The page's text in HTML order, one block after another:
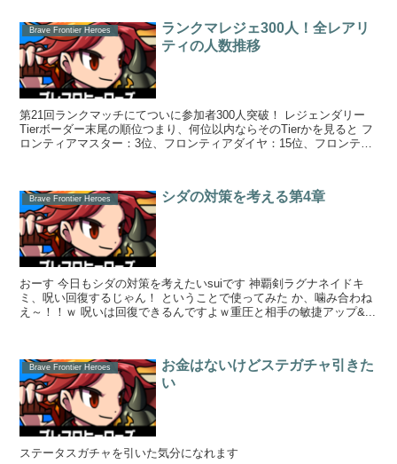
Brave Frontier Heroes
ランクマレジェ300人！全レアリ
ティの人数推移
第21回ランクマッチにてついに参加者300人突破！ レジェンダリー
Tierボーダー末尾の順位つまり、何位以内ならそのTierかを見ると フ
ロンティアマスター：3位、フロンティアダイヤ：15位、フロンティ
Brave Frontier Heroes シダの対策を考える第4章
おーす 今日もシダの対策を考えたいsuiです 神覇剣ラグナネイドキ
ミ、呪い回復するじゃん！ ということで使ってみた か、噛み合わね
え～！！ｗ 呪いは回復できるんですよｗ重圧と相手の敏捷アップ&...
Brave Frontier Heroes
お金はないけどステガチャ引きた
い
ステータスガチャを引いた気分になれます